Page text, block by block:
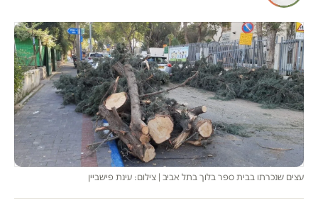
עצים שנכרתו בבית ספר בלוך בתל אביב | צילום: עינת פישביין